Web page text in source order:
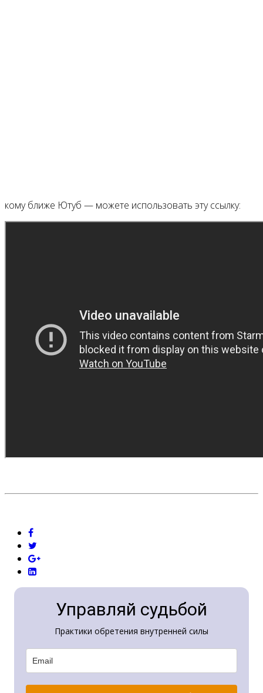
кому ближе Ютуб — можете использовать эту ссылку:
Управляй судьбой
Практики обретения внутренней силы